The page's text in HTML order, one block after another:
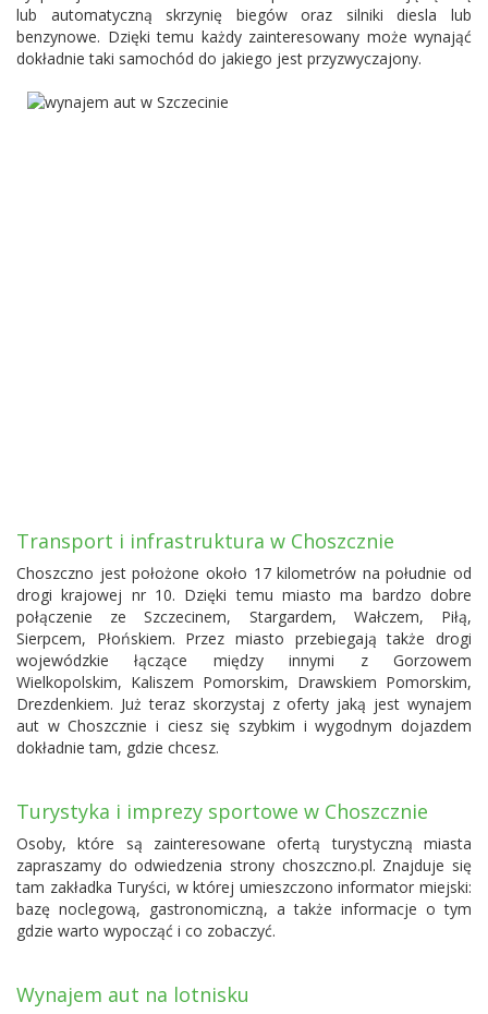
lub automatyczną skrzynię biegów oraz silniki diesla lub
benzynowe. Dzięki temu każdy zainteresowany może wynająć
dokładnie taki samochód do jakiego jest przyzwyczajony.
Transport i infrastruktura w Choszcznie
Choszczno jest położone około 17 kilometrów na południe od
drogi krajowej nr 10. Dzięki temu miasto ma bardzo dobre
połączenie ze Szczecinem, Stargardem, Wałczem, Piłą,
Sierpcem, Płońskiem. Przez miasto przebiegają także drogi
wojewódzkie łączące między innymi z Gorzowem
Wielkopolskim, Kaliszem Pomorskim, Drawskiem Pomorskim,
Drezdenkiem. Już teraz skorzystaj z oferty jaką jest wynajem
aut w Choszcznie i ciesz się szybkim i wygodnym dojazdem
dokładnie tam, gdzie chcesz.
Turystyka i imprezy sportowe w Choszcznie
Osoby, które są zainteresowane ofertą turystyczną miasta
zapraszamy do odwiedzenia strony choszczno.pl. Znajduje się
tam zakładka Turyści, w której umieszczono informator miejski:
bazę noclegową, gastronomiczną, a także informacje o tym
gdzie warto wypocząć i co zobaczyć.
Wynajem aut na lotnisku